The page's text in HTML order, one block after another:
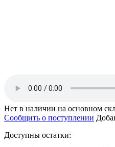
Нет в наличии на основном
Сообщить о поступлении
Доступны остатки: